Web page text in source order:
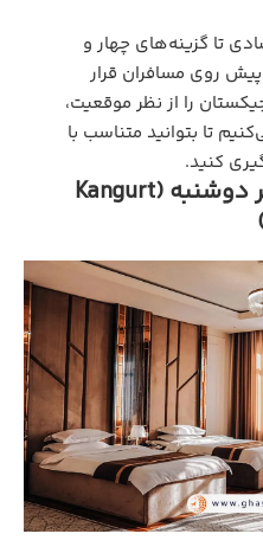
تا گزینه‌های چهار و
پیش روی مسافران قرار
هتل برتر تاجیکستان را از نظر موقعیت،
تا بتوانید متناسب با
کنید.
1. هتل کانگروت گرند شهر دوشنبه (Kangurt